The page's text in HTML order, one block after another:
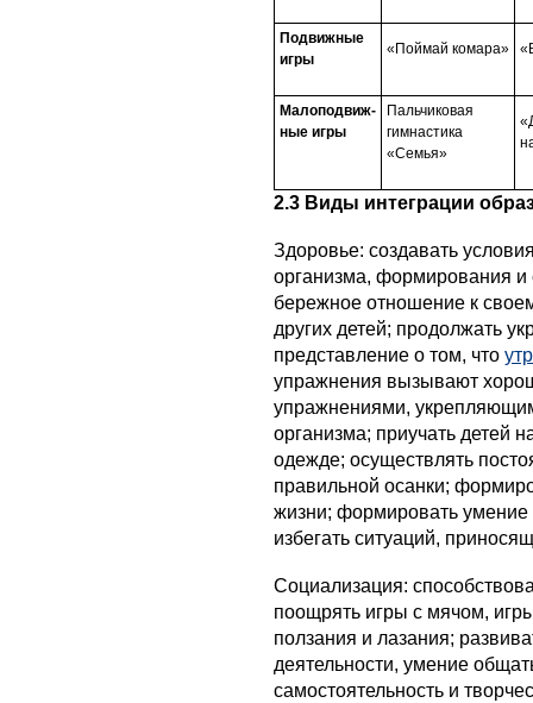
Подвижные
игры
«Поймай комара»
Малоподвиж-
ные игры
Пальчиковая
гимнастика
«Семья»
2.3 Виды интеграции
Здоровье: создавать
организма, формирования
бережное отношение к
других детей; продолжать
представление о том, что
упражнения вызывают
упражнениями,
организма; приучать детей
одежде; осуществлять
правильной осанки;
жизни; формировать
избегать ситуаций,
Социализация:
поощрять игры с мячом,
ползания и лазания;
деятельности, умение
самостоятельность и